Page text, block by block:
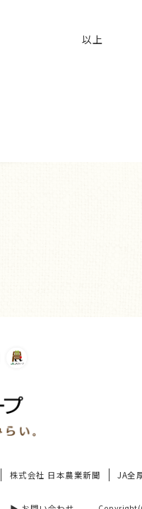
以上
株式会社 日本農業新聞 JA全